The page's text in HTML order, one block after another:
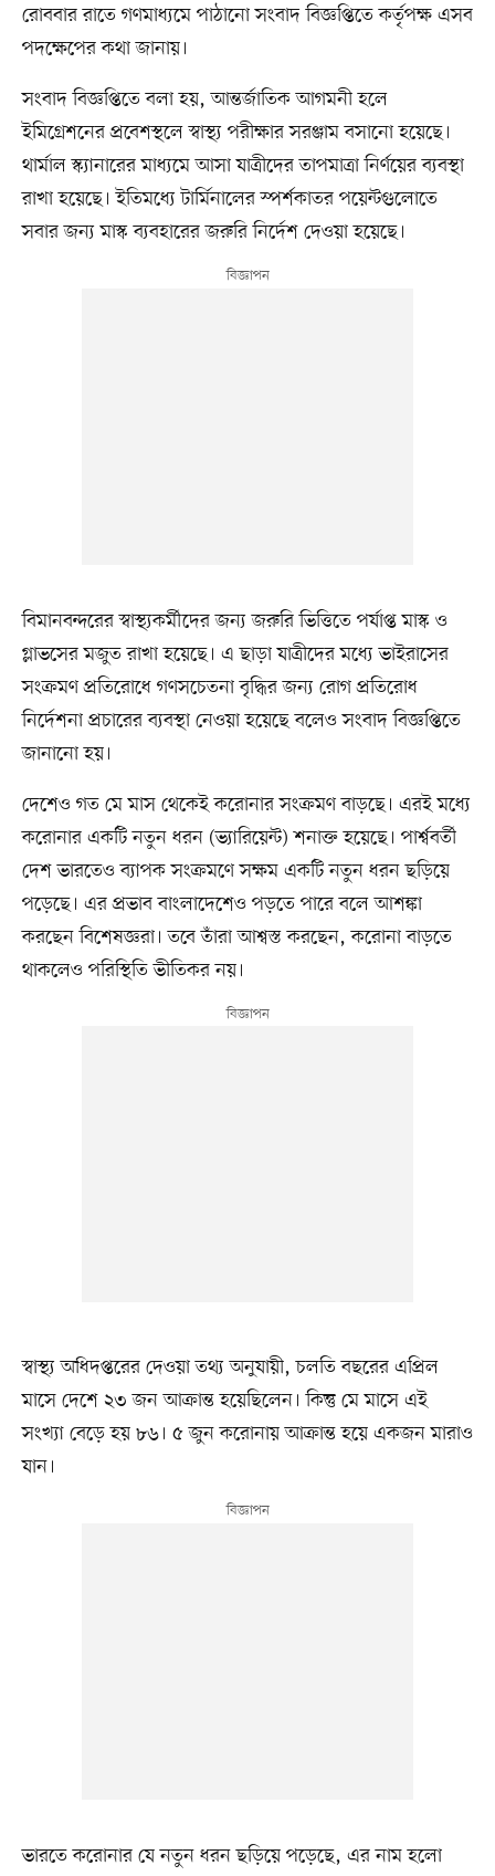
রোববার রাতে গণমাধ্যমে পাঠানো সংবাদ বিজ্ঞপ্তিতে কর্তৃপক্ষ এসব
পদক্ষেপের কথা জানায়।
সংবাদ বিজ্ঞপ্তিতে বলা হয়, আন্তর্জাতিক আগমনী হলে
ইমিগ্রেশনের প্রবেশস্থলে স্বাস্থ্য পরীক্ষার সরঞ্জাম বসানো হয়েছে।
থার্মাল স্ক্যানারের মাধ্যমে আসা যাত্রীদের তাপমাত্রা নির্ণয়ের ব্যবস্থা
রাখা হয়েছে। ইতিমধ্যে টার্মিনালের স্পর্শকাতর পয়েন্টগুলোতে
সবার জন্য মাস্ক ব্যবহারের জরুরি নির্দেশ দেওয়া হয়েছে।
বিমানবন্দরের স্বাস্থ্যকর্মীদের জন্য জরুরি ভিত্তিতে পর্যাপ্ত মাস্ক ও
গ্লাভসের মজুত রাখা হয়েছে। এ ছাড়া যাত্রীদের মধ্যে ভাইরাসের
সংক্রমণ প্রতিরোধে গণসচেতনা বৃদ্ধির জন্য রোগ প্রতিরোধ
নির্দেশনা প্রচারের ব্যবস্থা নেওয়া হয়েছে বলেও সংবাদ বিজ্ঞপ্তিতে
জানানো হয়।
দেশেও গত মে মাস থেকেই করোনার সংক্রমণ বাড়ছে। এরই মধ্যে
করোনার একটি নতুন ধরন (ভ্যারিয়েন্ট) শনাক্ত হয়েছে। পার্শ্ববর্তী
দেশ ভারতেও ব্যাপক সংক্রমণে সক্ষম একটি নতুন ধরন ছড়িয়ে
পড়েছে। এর প্রভাব বাংলাদেশেও পড়তে পারে বলে আশঙ্কা
করছেন বিশেষজ্ঞরা। তবে তাঁরা আশ্বস্ত করছেন, করোনা বাড়তে
থাকলেও পরিস্থিতি ভীতিকর নয়।
স্বাস্থ্য অধিদপ্তরের দেওয়া তথ্য অনুযায়ী, চলতি বছরের এপ্রিল
মাসে দেশে ২৩ জন আক্রান্ত হয়েছিলেন। কিন্তু মে মাসে এই
সংখ্যা বেড়ে হয় ৮৬। ৫ জুন করোনায় আক্রান্ত হয়ে একজন মারাও
যান।
ভারতে করোনার যে নতুন ধরন ছড়িয়ে পড়েছে, এর নাম হলো